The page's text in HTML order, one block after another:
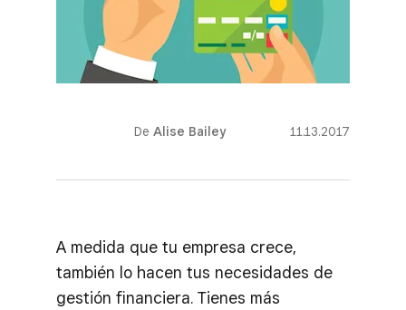
De Alise Bailey 11.13.2017
A medida que tu empresa crece,
también lo hacen tus necesidades de
gestión financiera. Tienes más